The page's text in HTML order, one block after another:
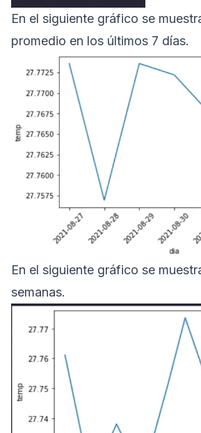
En el siguiente gráfico se
promedio en los últimos 7 días.
En el siguiente gráfico se
semanas.